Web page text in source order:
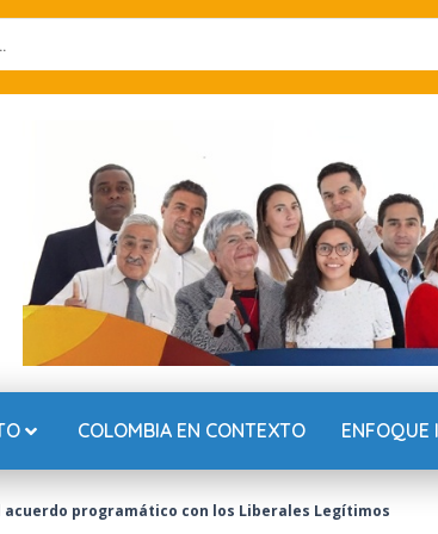
COLOMBIA EN CONTEXTO ENFOQUE
programático con los Liberales Legítimos